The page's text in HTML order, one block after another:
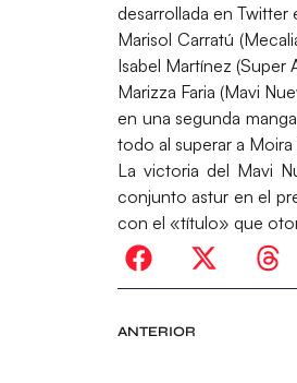
desarrollada en Twitter
Marisol Carratú
Isabel Martínez (Super
Marizza Faria (Mavi
en una segunda
todo al superar a
La victoria del Mavi
conjunto astur en el
con el «título» que
ANTERIOR